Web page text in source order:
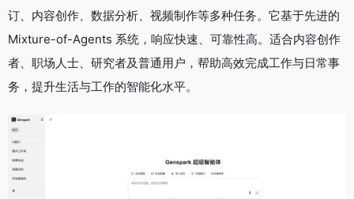
订、内容创作、数据分析、视频制作等多种任务。它基于先进的
Mixture-of-Agents 系统，响应快速、可靠性高。适合内容创作
者、职场人士、研究者及普通用户，帮助高效完成工作与日常事
务，提升生活与工作的智能化水平。